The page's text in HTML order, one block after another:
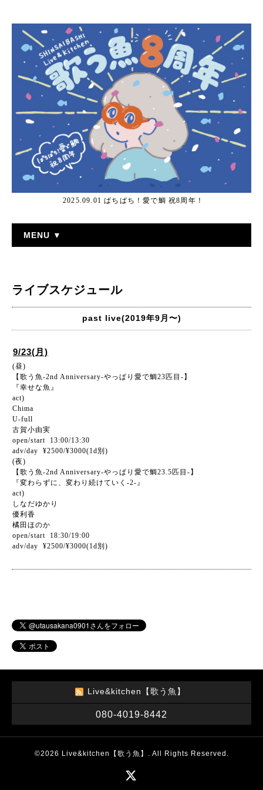
2025.09.01 ぱちぱち！愛で鯛 祝8周年！
MENU ▼
ライブスケジュール
past live(2019年9月〜)
9/23(月)
(昼)
【歌う魚-2nd Anniversary-やっぱり愛で鯛23匹目-】
『幸せな魚』
act)
Chima
U-full
古賀小由実
open/start 13:00/13:30
adv/day ¥2500/¥3000(1d別)
(夜)
【歌う魚-2nd Anniversary-やっぱり愛で鯛23.5匹目-】
『変わらずに、変わり続けていく-2-』
act)
しなだゆかり
優利香
橘田ほのか
open/start 18:30/19:00
adv/day ¥2500/¥3000(1d別)
Live&kitchen【歌う魚】
080-4019-8442
©2026 Live&kitchen【歌う魚】 . All Rights Reserved.